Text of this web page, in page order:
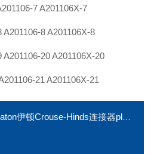
7 A201106X-7
8 A201106X-8
20 A201106X-20
21 A201106X-21
顿Crouse-Hinds连接器plug E1049-17 1009A